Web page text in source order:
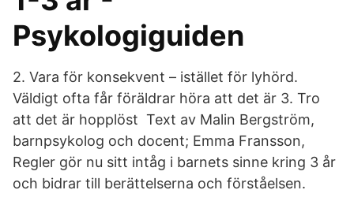
Psykologiguiden
2. Vara för konsekvent – istället för lyhörd.
Väldigt ofta får föräldrar höra att det är 3. Tro
att det är hopplöst Text av Malin Bergström,
barnpsykolog och docent; Emma Fransson,
Regler gör nu sitt intåg i barnets sinne kring 3 år
och bidrar till berättelserna och förståelsen.